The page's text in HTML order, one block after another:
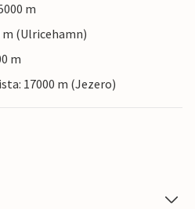
m
m (Ulricehamn)
m
17000 m (Jezero)